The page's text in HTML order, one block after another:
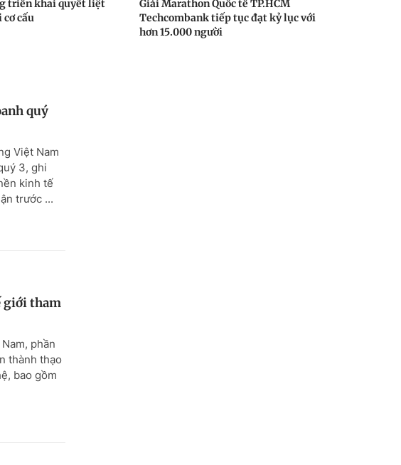
triển khai quyết liệt
cấu
Giải Marathon Quốc tế TP.HCM
Techcombank tiếp tục đạt kỷ lục với
hơn 15.000 người
quý
Việt Nam
3, ghi
kinh tế
trước ...
giới tham
phần
thành thạo
bao gồm